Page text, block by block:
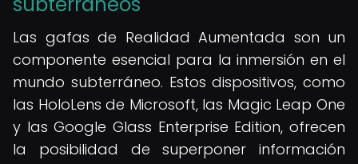
Las gafas de Realidad Aumentada son un
componente esencial para la inmersión en el
mundo subterráneo. Estos dispositivos, como
las HoloLens de Microsoft, las Magic Leap One
y las Google Glass Enterprise Edition, ofrecen
la posibilidad de superponer información